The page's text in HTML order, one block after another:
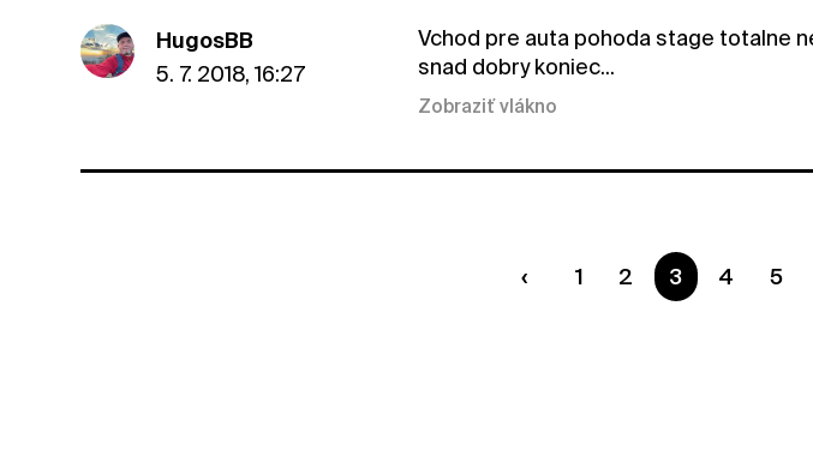
HugosBB
5. 7. 2018, 16:27
Vchod pre auta pohoda stage totalne
snad dobry koniec...
Zobraziť vlákno
1 2 Ste na strane
3 4 5